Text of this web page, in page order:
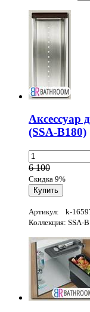
Аксессуар
(SSA-B180)
6 100
Скидка 9%
Артикул: k-
Коллекция: SSA-